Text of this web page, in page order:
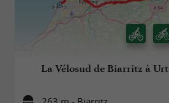
La Vélosud de Biarritz à Urt